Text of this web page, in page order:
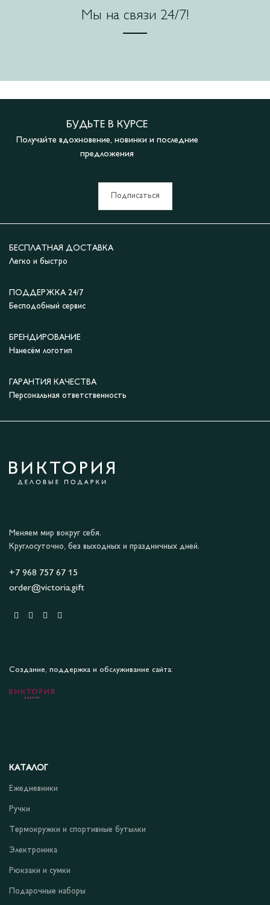
Мы на связи 24/7!
БУДЬТЕ В КУРСЕ
Получайте вдохновение, новинки и последние
предложения
Подписаться
БЕСПЛАТНАЯ ДОСТАВКА
Легко и быстро
ПОДДЕРЖКА 24/7
Бесподобный сервис
БРЕНДИРОВАНИЕ
Нанесём логотип
ГАРАНТИЯ КАЧЕСТВА
Персональная ответственность
Меняем мир вокруг себя.
Круглосуточно, без выходных и праздничных дней.
+7 968 757 67 15
order@victoria.gift
Создание, поддержка и обслуживание сайта:
КАТАЛОГ
Ежедневники
Ручки
Термокружки и спортивные бутылки
Электроника
Рюкзаки и сумки
Подарочные наборы